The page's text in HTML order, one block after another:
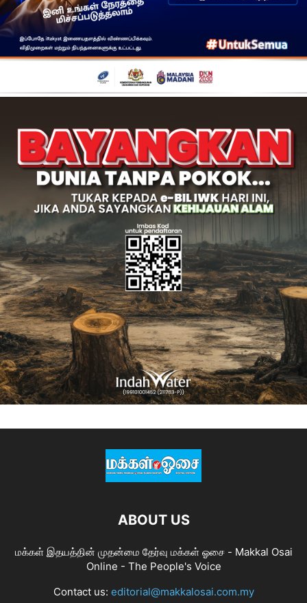
ABOUT US
மக்கள் இதயத்தின் முதன்மை தேர்வு மக்கள் ஓசை - Makkal Osai
Online - The People's Voice
Contact us: editorial@makkalosai.com.my